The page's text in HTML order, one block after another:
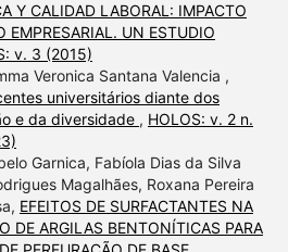
Y CALIDAD LABORAL: IMPACTO
EMPRESARIAL. UN ESTUDIO
v. 3 (2015)
Veronica Santana Valencia ,
universitários diante dos
e da diversidade , HOLOS: v. 2 n.
Garnica, Fabíola Dias da Silva
Magalhães, Roxana Pereira
EFEITOS DE SURFACTANTES NA
DE ARGILAS BENTONÍTICAS PARA